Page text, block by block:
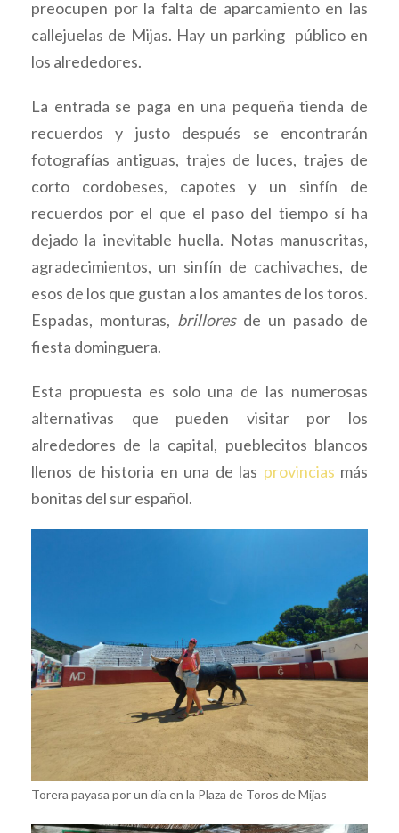
preocupen por la falta de aparcamiento en las
callejuelas de Mijas. Hay un parking público en
los alrededores.
La entrada se paga en una pequeña tienda de
recuerdos y justo después se encontrarán
fotografías antiguas, trajes de luces, trajes de
corto cordobeses, capotes y un sinfín de
recuerdos por el que el paso del tiempo sí ha
dejado la inevitable huella. Notas manuscritas,
agradecimientos, un sinfín de cachivaches, de
esos de los que gustan a los amantes de los toros.
Espadas, monturas, brillores de un pasado de
fiesta dominguera.
Esta propuesta es solo una de las numerosas
alternativas que pueden visitar por los
alrededores de la capital, pueblecitos blancos
llenos de historia en una de las provincias más
bonitas del sur español.
Torera payasa por un día en la Plaza de Toros de Mijas